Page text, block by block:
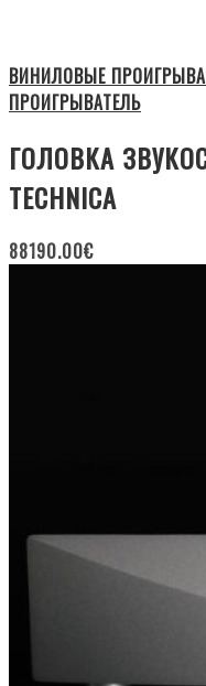
ВИНИЛОВЫЕ
ПРОИГРЫВАТЕЛЬ
ГОЛОВКА
TECHNICA
88190.00€